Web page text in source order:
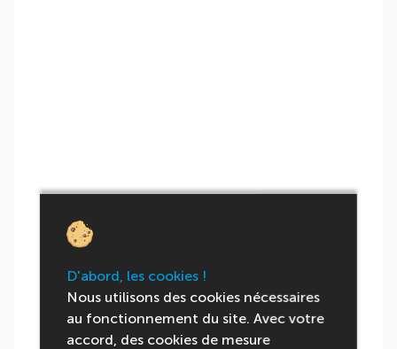
D'abord, les cookies !
Nous utilisons des cookies nécessaires
au fonctionnement du site. Avec votre
accord, des cookies de mesure